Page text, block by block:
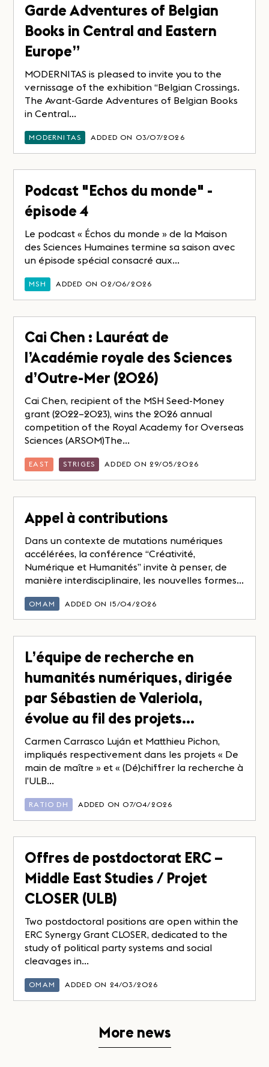
Garde Adventures of Belgian
Books in Central and Eastern
Europe”
MODERNITAS is pleased to invite you to the
vernissage of the exhibition “Belgian Crossings.
The Avant-Garde Adventures of Belgian Books
in Central...
MODERNITAS ADDED ON 03/07/2026
Podcast "Echos du monde" -
épisode 4
Le podcast « Échos du monde » de la Maison
des Sciences Humaines termine sa saison avec
un épisode spécial consacré aux...
MSH ADDED ON 02/06/2026
Cai Chen : Lauréat de
l’Académie royale des Sciences
d’Outre-Mer (2026)
Cai Chen, recipient of the MSH Seed-Money
grant (2022–2023), wins the 2026 annual
competition of the Royal Academy for Overseas
Sciences (ARSOM)The...
EAST STRIGES ADDED ON 29/05/2026
Appel à contributions
Dans un contexte de mutations numériques
accélérées, la conférence “Créativité,
Numérique et Humanités” invite à penser, de
manière interdisciplinaire, les nouvelles formes...
OMAM ADDED ON 15/04/2026
L’équipe de recherche en
humanités numériques, dirigée
par Sébastien de Valeriola,
évolue au fil des projets…
Carmen Carrasco Luján et Matthieu Pichon,
impliqués respectivement dans les projets « De
main de maître » et « (Dé)chiffrer la recherche à
l’ULB...
RATIO DH ADDED ON 07/04/2026
Offres de postdoctorat ERC –
Middle East Studies / Projet
CLOSER (ULB)
Two postdoctoral positions are open within the
ERC Synergy Grant CLOSER, dedicated to the
study of political party systems and social
cleavages in...
OMAM ADDED ON 24/03/2026
More news